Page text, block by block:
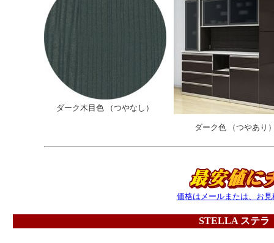
ダーク木目色 （つやなし）
ダーク色 （つやあり
価格はメールまたは、お
STELLA ステラ